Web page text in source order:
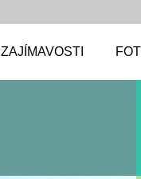
ZAJÍMAVOSTI